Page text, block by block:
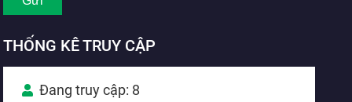
THỐNG KÊ TRUY CẬP
Đang truy cập: 8